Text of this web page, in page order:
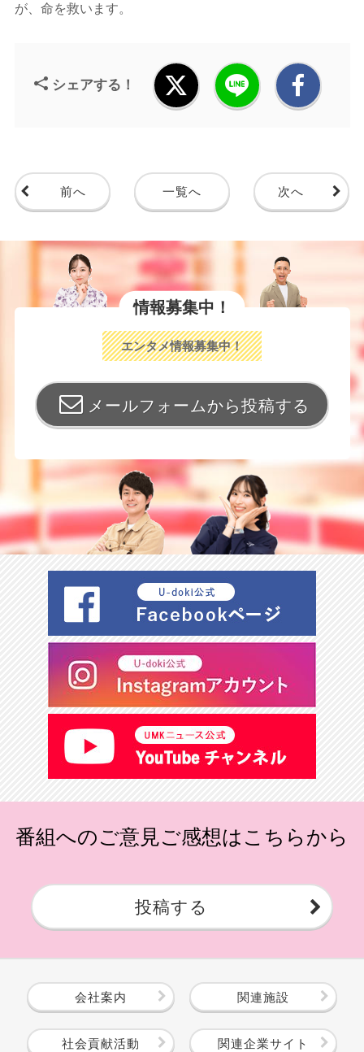
が、命を救います。
シェアする！
前へ 一覧へ 次へ
情報募集中！
エンタメ情報募集中！
メールフォームから投稿する
番組へのご意見ご感想はこちらから
投稿する
会社案内 関連施設
社会貢献活動 関連企業サイト